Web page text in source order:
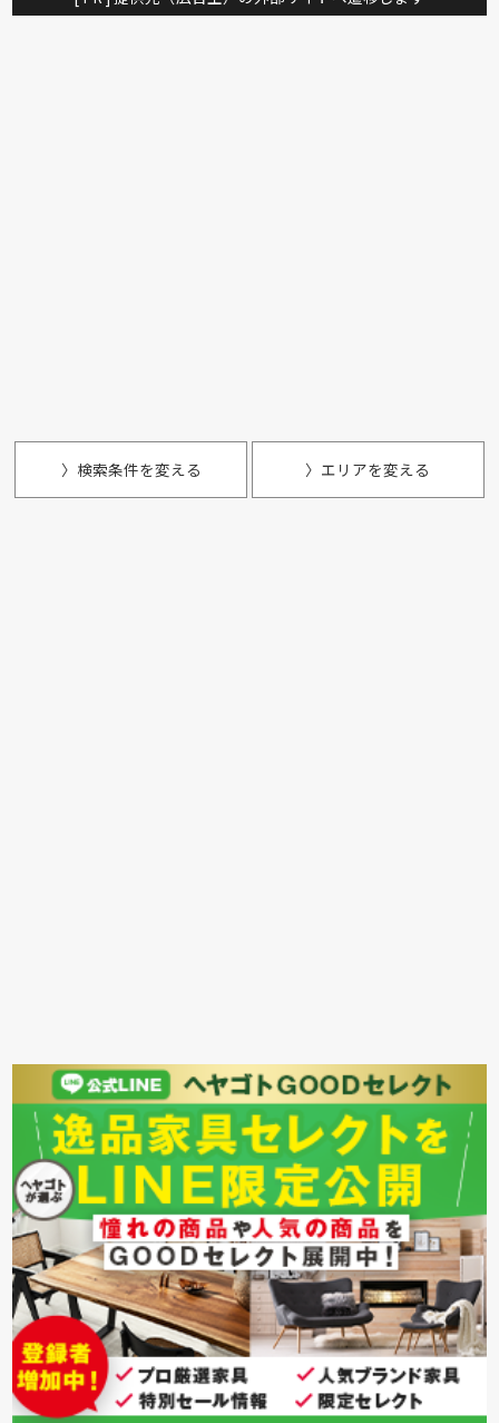
〉検索条件を変える 〉エリアを変える